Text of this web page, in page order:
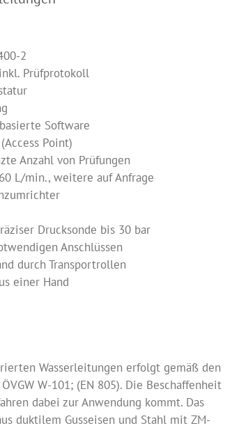
2
Prüfprotokoll
Software
Point)
Anzahl von Prüfungen
L/min., weitere auf Anfrage
Drucksonde bis 30 bar
Anschlüssen
durch Transportrollen
einer Hand
Wasserleitungen erfolgt gemäß den
W-101; (EN 805). Die Beschaffenheit
dabei zur Anwendung kommt. Das
duktilem Gusseisen und Stahl mit ZM-